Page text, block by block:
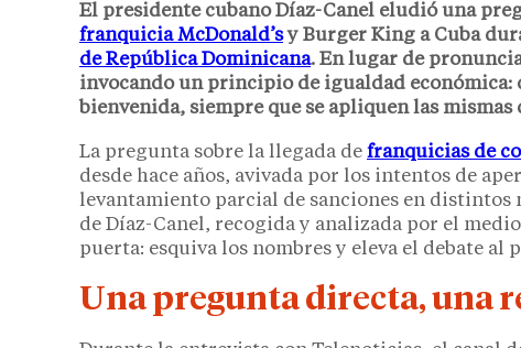
El presidente cubano Díaz-Canel eludió una
franquiciaMcDonald’sy Burger King a Cuba
de República Dominicana. En lugar de
invocando un principio de igualdad
bienvenida, siempre que se apliquen las
La pregunta sobre la llegada de franquicias de
desde hace años, avivada por los intentos de
levantamiento parcial de sanciones en distintos
de Díaz-Canel, recogida y analizada por el
puerta: esquiva los nombres y eleva el debate al
Una pregunta directa, una